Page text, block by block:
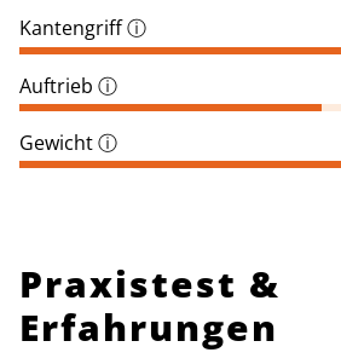
Kantengriffⓘ
Auftrieb ⓘ
Gewichtⓘ
Praxistest &
Erfahrungen